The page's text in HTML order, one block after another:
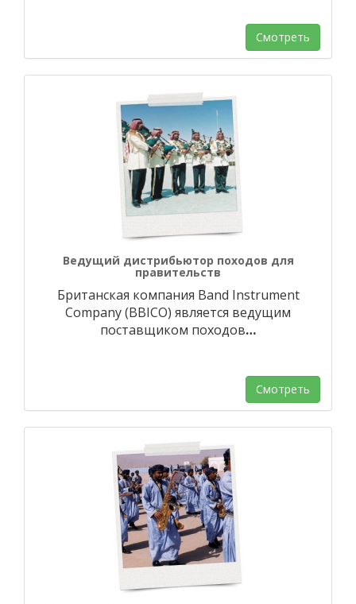
Смотреть
Ведущий дистрибьютор походов для
правительств
Британская компания Band Instrument
Company (BBICO) является ведущим
поставщиком походов…
Смотреть